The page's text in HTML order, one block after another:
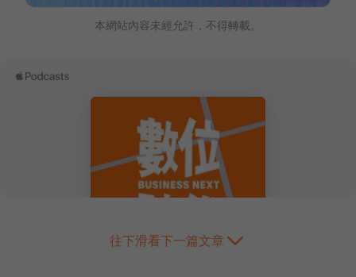
本網站內容未經允許，不得轉載。
往下滑看下一篇文章